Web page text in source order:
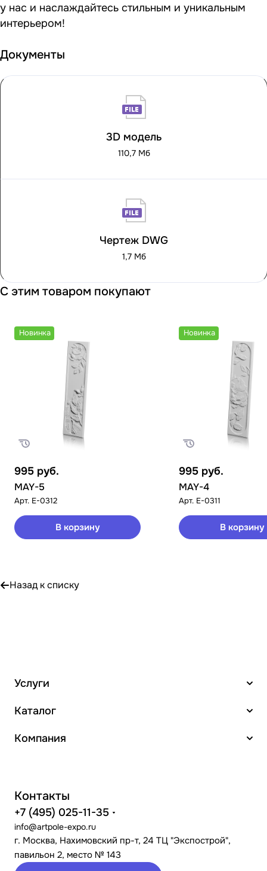
у нас и наслаждайтесь стильным и уникальным
интерьером!
Документы
3D модель
110,7 Мб
Чертеж DWG
1,7 Мб
С этим товаром покупают
Новинка
995 руб.
MAY-5
Арт. E-0312
В корзину
Новинка
995 руб.
MAY-4
Арт. E-0311
В корзину
Назад к списку
Услуги
Каталог
Компания
Контакты
+7 (495) 025-11-35
info@artpole-expo.ru
г. Москва, Нахимовский пр-т, 24 ТЦ "Экспострой",
павильон 2, место № 143